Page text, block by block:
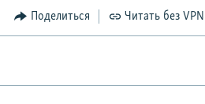
Поделиться Читать без VPN